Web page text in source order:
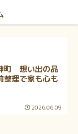
町 想い出の品
整理で家も心も
2026.06.09